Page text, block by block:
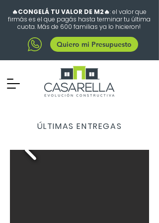
🔥CONGELÁ TU VALOR DE M2🔥: el valor que
firmás es el que pagás hasta terminar tu última
cuota. Más de 600 familias ya lo hicieron!
Quiero mi Presupuesto
ÚLTIMAS ENTREGAS